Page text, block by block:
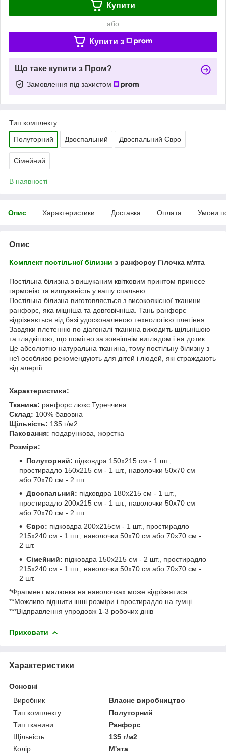
Купити
або
Купити з
Що таке купити з Пром?
Замовлення під захистом
Тип комплекту
Полуторний Двоспальний Двоспальний Євро
Сімейний
В наявності
Опис Характеристики Доставка Оплата Умови
Опис
Комплект постільної білизни з ранфорсу Гілочка м'ята
Постільна білизна з вишуканим квітковим принтом принесе
гармонію та вишуканість у вашу спальню.
Постільна білизна виготовляється з високоякісної тканини
ранфорс, яка міцніша та довговічніша. Тань ранфорс
відрізняється від бязі удосконаленою технологією плетіння.
Завдяки плетенню по діагоналі тканина виходить щільнішою
та гладкішою, що помітно за зовнішнім виглядом і на дотик.
Це абсолютно натуральна тканина, тому постільну білизну з
неї особливо рекомендують для дітей і людей, які страждають
від алергії.
Характеристики:
Тканина: ранфорс люкс Туреччина
Склад: 100% бавовна
Щільність: 135 г/м2
Паковання: подарункова, жорстка
Розміри:
Полуторний: підковдра 150х215 см - 1 шт.,
простирадло 150х215 см - 1 шт., наволочки 50х70 см
або 70х70 см - 2 шт.
Двоспальний: підковдра 180х215 см - 1 шт.,
простирадло 200х215 см - 1 шт., наволочки 50х70 см
або 70х70 см - 2 шт.
Євро: підковдра 200х215см - 1 шт., простирадло
215х240 см - 1 шт., наволочки 50х70 см або 70х70 см -
2 шт.
Сімейний: підковдра 150х215 см - 2 шт., простирадло
215х240 см - 1 шт., наволочки 50х70 см або 70х70 см -
2 шт.
*Фрагмент малюнка на наволочках може відрізнятися
**Можливо відшити інші розміри і простирадло на гумці
***Відправлення упродовж 1-3 робочих днів
Приховати
Характеристики
Основні
Виробник
Власне виробництво
Тип комплекту
Полуторний
Тип тканини
Ранфорс
Щільність
135 г/м2
Колір
М'ята